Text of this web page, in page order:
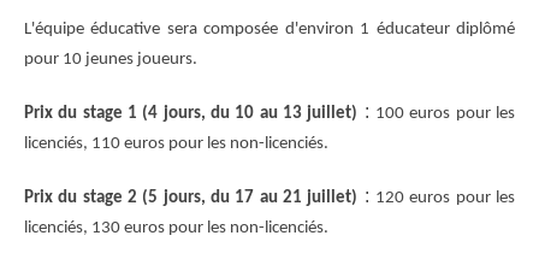
L'équipe éducative sera composée d'environ 1 éducateur diplômé
pour 10 jeunes joueurs.
Prix du stage 1 (4 jours, du 10 au 13 juillet) : 100 euros pour les
licenciés, 110 euros pour les non-licenciés.
Prix du stage 2 (5 jours, du 17 au 21 juillet) : 120 euros pour les
licenciés, 130 euros pour les non-licenciés.